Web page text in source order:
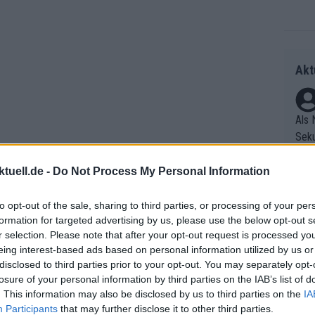
- Do Not Process My Personal Information
opt-out of the sale, sharing to third parties, or processing of your
for targeted advertising by us, please use the below opt-out
selection. Please note that after your opt-out request is processed
interest-based ads based on personal information utilized by us
to third parties prior to your opt-out. You may separately
of your personal information by third parties on the IAB’s list of
This information may also be disclosed by us to third parties on the
Participants that may further disclose it to other third parties.
zu sein, das den Rekord bricht –
der ihn fixiert“,sagte McNulty in
Als
er
rifft
Die
as
ür
ss
as
et.